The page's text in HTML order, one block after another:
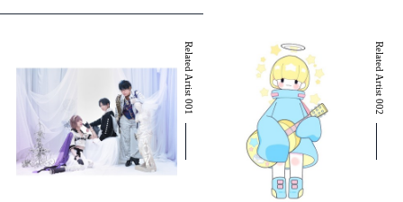
Related Artist 001 Related Artist 002